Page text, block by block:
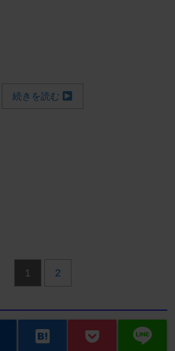
続きを読む
1 2
hatenabookmark line